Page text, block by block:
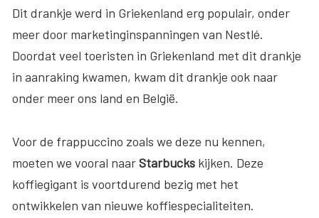
Dit drankje werd in Griekenland erg populair, onder
meer door marketinginspanningen van Nestlé.
Doordat veel toeristen in Griekenland met dit drankje
in aanraking kwamen, kwam dit drankje ook naar
onder meer ons land en België.
Voor de frappuccino zoals we deze nu kennen,
moeten we vooral naarStarbucks kijken. Deze
koffiegigant is voortdurend bezig met het
ontwikkelen van nieuwe koffiespecialiteiten.